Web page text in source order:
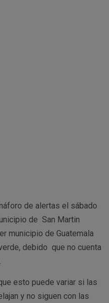
de alertas el sábado
de San Martin
municipio de Guatemala
debido que no cuenta
esto puede variar si las
y no siguen con las